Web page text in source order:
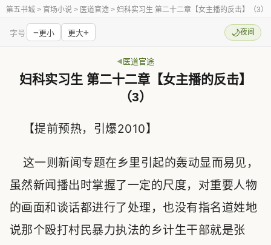
第五书城 > 官场小说 > 医道官途 > 妇科实习生 第二十二章【女主播的反击】（3）
字号 −更小 更大+ 🌙夜间
医道官途
妇科实习生 第二十二章【女主播的反击】
（3）
【提前预热，引爆2010】
这一则新闻专题在乡里引起的轰动显而易见，
虽然新闻播出时掌握了一定的尺度，对重要人物
的画面和谈话都进行了处理，也没有指名道姓地
说那个殴打村民暴力执法的乡计生干部就是张